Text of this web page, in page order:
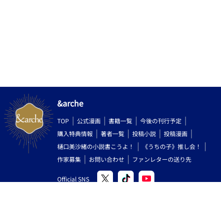
説というのも相当面白いと思います、おそらく♂には思いもつか
ない素敵な表現や視点が飛び出すのではないでしょうか！） ♀
と♂は別の生き物！感性も特性も違うから多様性とドラマが生ま
れる！・・・性別があるからこそ世の中、素敵で面白いのです。
♂が書いた異端のＢＬ小説・・・・「見世物小屋」気分でご覧
ください。
&arche
TOP 公式漫画 書籍一覧
今後の刊行予定
購入特典情報
著者一覧 投稿小説
投稿漫画
樋口美沙緒の小説書こうよ！
《うちの子》推し会！
作家募集
お問い合わせ ファンレターの送り先
Official SNS